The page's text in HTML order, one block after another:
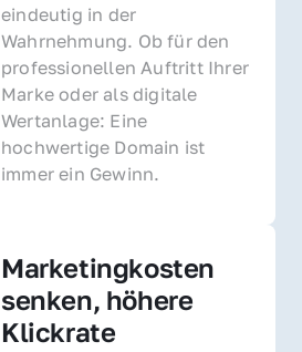
eindeutig in der
Wahrnehmung. Ob für den
professionellen Auftritt Ihrer
Marke oder als digitale
Wertanlage: Eine
hochwertige Domain ist
immer ein Gewinn.
Marketingkosten
senken, höhere
Klickrate